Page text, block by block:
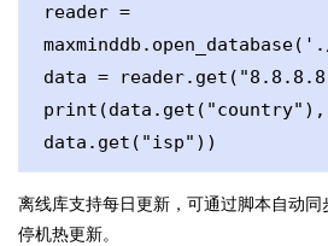
reader =
data =
print(data.get("country"),
data.get("isp"))
离线库支持每日更新，可通过脚本自动
停机热更新。